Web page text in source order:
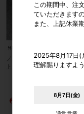
ノムラテック ドアストッパーf
トタイプ 外開き扉用 快適便利
この期間中、注
ていただきます
また、上記休業
2025年8月17日(
理解賜りますよ
8月7日(金)